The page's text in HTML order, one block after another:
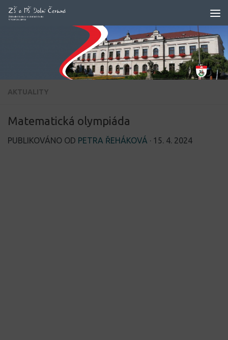
Skip to content
AKTUALITY
Matematická olympiáda
PUBLIKOVÁNO OD PETRA ŘEHÁKOVÁ · 15. 4. 2024